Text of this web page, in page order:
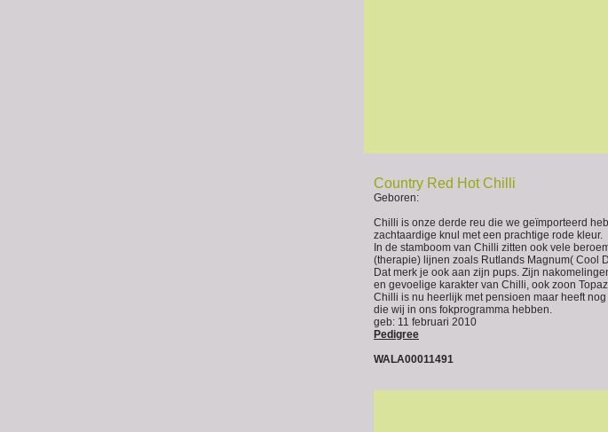
Country Red Hot Chilli
Geboren:
Chilli is onze derde reu die we geïmporteerd
zachtaardige knul met een prachtige rode kleur.
In de stamboom van Chilli zitten ook vele
(therapie) lijnen zoals Rutlands Magnum( Cool
Dat merk je ook aan zijn pups. Zijn
en gevoelige karakter van Chilli, ook zoon
Chilli is nu heerlijk met pensioen maar heeft
die wij in ons fokprogramma hebben.
geb: 11 februari 2010
Pedigree
WALA00011491